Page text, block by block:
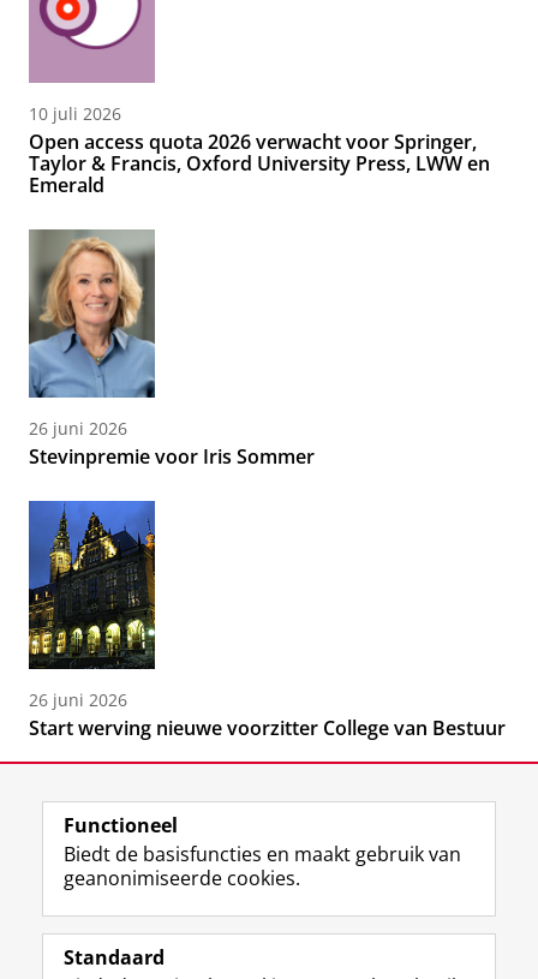
10 juli 2026
Open access quota 2026 verwacht voor Springer,
Taylor & Francis, Oxford University Press, LWW en
Emerald
26 juni 2026
Stevinpremie voor Iris Sommer
26 juni 2026
Start werving nieuwe voorzitter College van Bestuur
Volg de RUG
F
a
L
i
R
S
I
n
Y
o
Functioneel
Biedt de basisfuncties en maakt gebruik van
geanonimiseerde cookies.
Standaard